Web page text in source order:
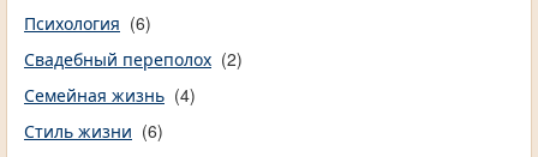
Психология (6)
Свадебный переполох (2)
Семейная жизнь (4)
Стиль жизни (6)